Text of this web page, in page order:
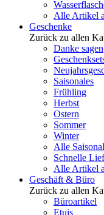
Alle Artikel
Geschenke
Zurück zu allen
Danke sagen
Saisonales
Frühling
Herbst
Ostern
Sommer
Winter
Alle
Schnelle
Alle Artikel
Geschäft & Büro
Zurück zu allen
Büroartikel
Etuis